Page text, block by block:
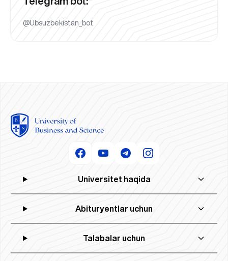
@Ubsuzbekistan_bot
Universitet haqida
Abituryentlar uchun
Talabalar uchun